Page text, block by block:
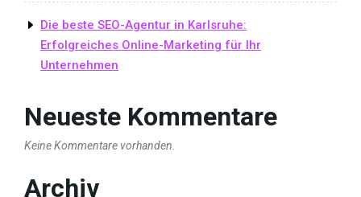
Die beste SEO-Agentur in Karlsruhe:
Erfolgreiches Online-Marketing für Ihr
Unternehmen
Neueste Kommentare
Keine Kommentare vorhanden.
Archiv